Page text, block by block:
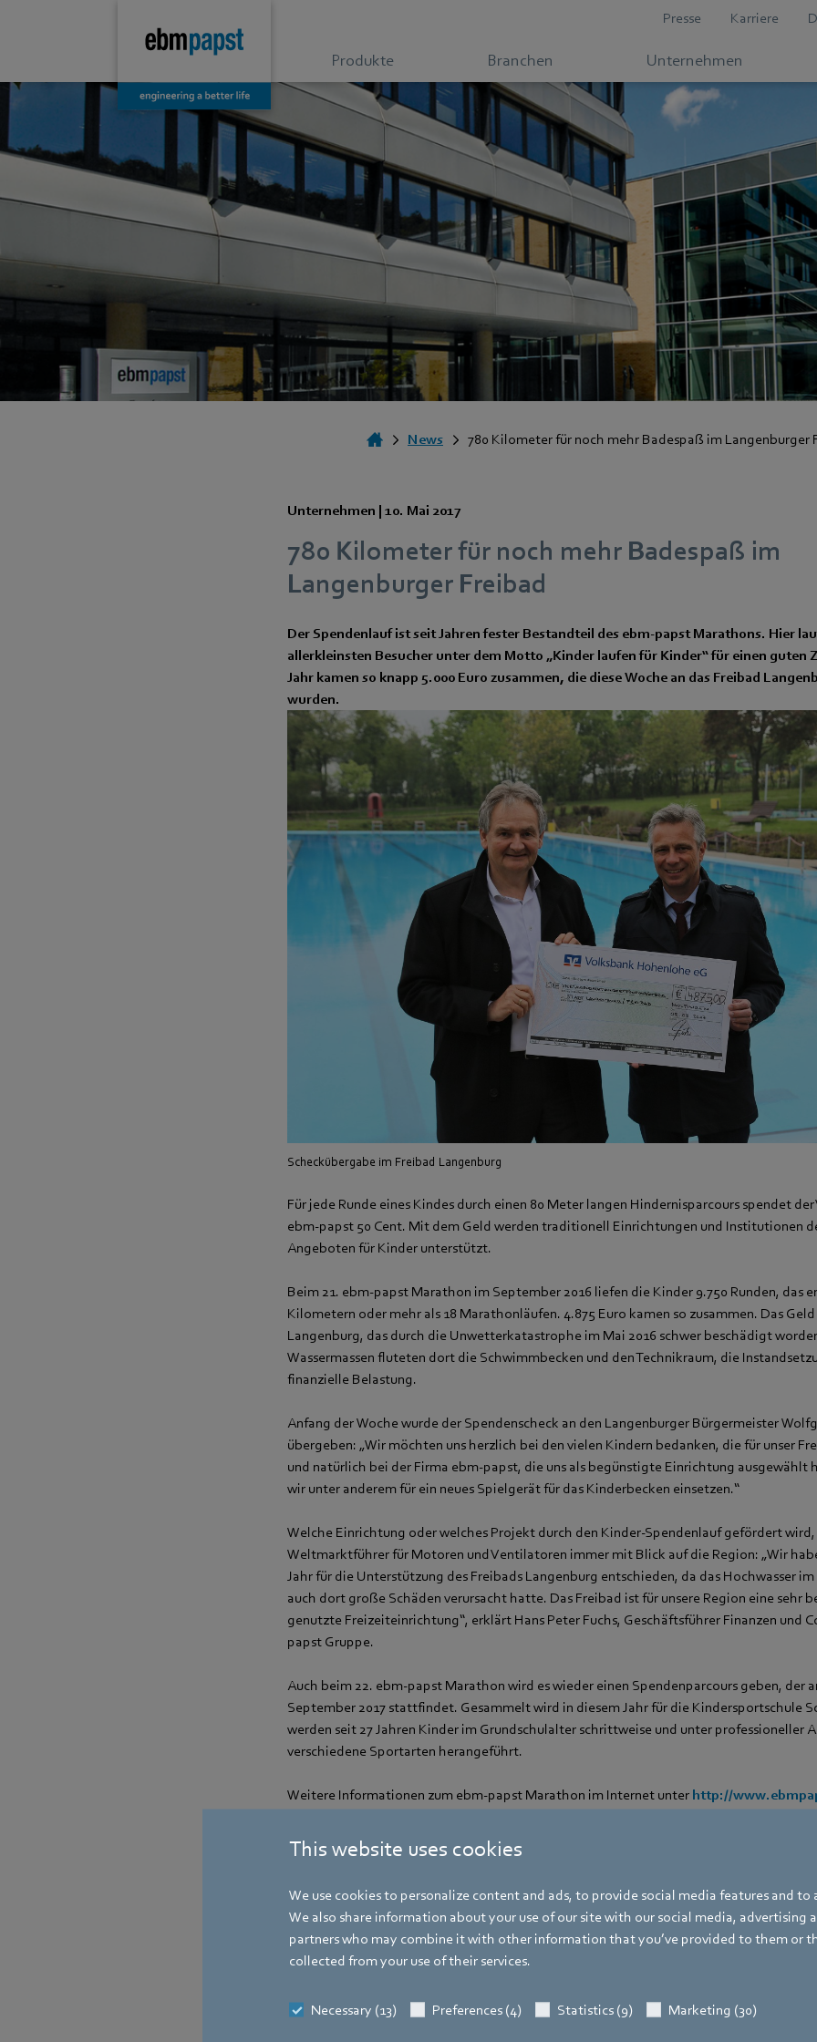
This website uses cookies
We use cookies to personalize content and ads, to provide social media features and to
We also share information about your use of our site with our social media, advertising
partners who may combine it with other information that you’ve provided to them or
collected from your use of their services.
Necessary (13) Preferences (4) Statistics (9) Marketing (30)
Presse Karriere
Produkte Branchen Unternehmen
News 780 Kilometer für noch mehr Badespaß im Langenburger
Unternehmen | 10. Mai 2017
780 Kilometer für noch mehr Badespaß im
Langenburger Freibad
Der Spendenlauf ist seit Jahren fester Bestandteil des ebm-papst Marathons. Hier
allerkleinsten Besucher unter dem Motto „Kinder laufen für Kinder“ für einen guten
Jahr kamen so knapp 5.000 Euro zusammen, die diese Woche an das Freibad
wurden.
Scheckübergabe im Freibad Langenburg
Für jede Runde eines Kindes durch einen 80 Meter langen Hindernisparcours spendet
ebm-papst 50 Cent. Mit dem Geld werden traditionell Einrichtungen und Institutionen
Angeboten für Kinder unterstützt.
Beim 21. ebm-papst Marathon im September 2016 liefen die Kinder 9.750 Runden, das
Kilometern oder mehr als 18 Marathonläufen. 4.875 Euro kamen so zusammen. Das
Langenburg, das durch die Unwetterkatastrophe im Mai 2016 schwer beschädigt
Wassermassen fluteten dort die Schwimmbecken und den Technikraum, die
finanzielle Belastung.
Anfang der Woche wurde der Spendenscheck an den Langenburger Bürgermeister
übergeben: „Wir möchten uns herzlich bei den vielen Kindern bedanken, die für unser
und natürlich bei der Firma ebm-papst, die uns als begünstigte Einrichtung ausgewählt
wir unter anderem für ein neues Spielgerät für das Kinderbecken einsetzen.“
Welche Einrichtung oder welches Projekt durch den Kinder-Spendenlauf gefördert
Weltmarktführer für Motoren und Ventilatoren immer mit Blick auf die Region: „Wir
Jahr für die Unterstützung des Freibads Langenburg entschieden, da das Hochwasser
auch dort große Schäden verursacht hatte. Das Freibad ist für unsere Region eine sehr
genutzte Freizeiteinrichtung“, erklärt Hans Peter Fuchs, Geschäftsführer Finanzen und
papst Gruppe.
Auch beim 22. ebm-papst Marathon wird es wieder einen Spendenparcours geben, der
September 2017 stattfindet. Gesammelt wird in diesem Jahr für die Kindersportschule
werden seit 27 Jahren Kinder im Grundschulalter schrittweise und unter professioneller
verschiedene Sportarten herangeführt.
Weitere Informationen zum ebm-papst Marathon im Internet unter http://
Hauke Hannig
Pressesprecher ebm-papst Gruppe